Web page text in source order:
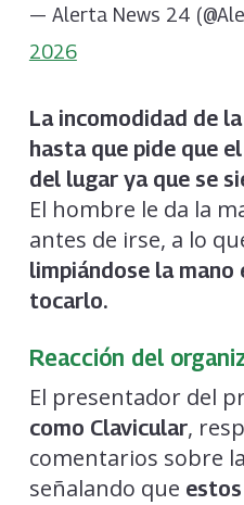
— Alerta News 24
2026
La incomodidad de
hasta que pide que
del lugar ya que se
El hombre le da la
antes de irse, a lo
limpiándose la mano
tocarlo.
Reacción del
El presentador del
como Clavicular,
comentarios sobre
señalando que